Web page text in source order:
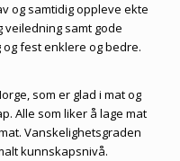
og samtidig oppleve ekte
veiledning samt gode
fest enklere og bedre.
som er glad i mat og
Alle som liker å lage mat
Vanskelighetsgraden
kunnskapsnivå.